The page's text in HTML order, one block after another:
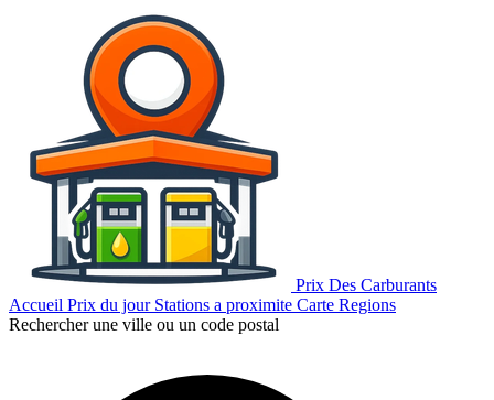
Prix Des Carburants
Accueil Prix du jour Stations a proximite Carte Regions
Rechercher une ville ou un code postal